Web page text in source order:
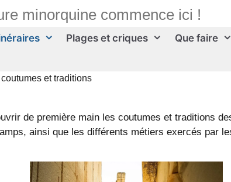
minorquine commence ici !
Plages et criques Que faire
coutumes et traditions
de première main les coutumes et traditions
ainsi que les différents métiers exercés par